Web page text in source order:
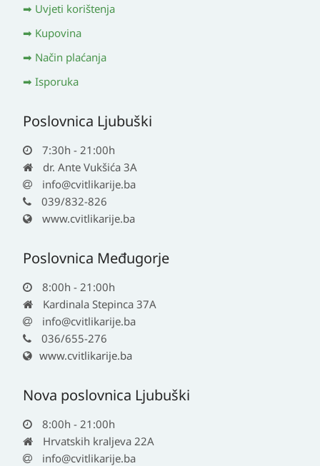
Uvjeti korištenja
Kupovina
Način plaćanja
Isporuka
Poslovnica Ljubuški
7:30h - 21:00h
dr. Ante Vukšića 3A
info@cvitlikarije.ba
039/832-826
www.cvitlikarije.ba
Poslovnica Međugorje
8:00h - 21:00h
Kardinala Stepinca 37A
info@cvitlikarije.ba
036/655-276
www.cvitlikarije.ba
Nova poslovnica Ljubuški
8:00h - 21:00h
Hrvatskih kraljeva 22A
info@cvitlikarije.ba